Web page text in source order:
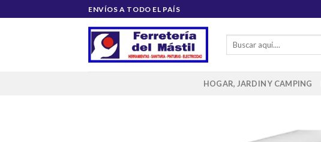
al
ENVÍOS A TODO EL PAÍS
Buscar
HOGAR, JARDIN Y CAMPING